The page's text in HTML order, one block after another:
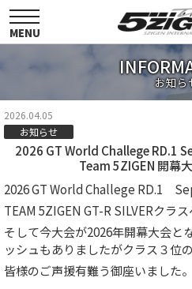
toggle
navigation
MENU
お知ら
2026.04.05
お知らせ
2026 GT World Challege RD.1
Team 5ZIGEN 開幕
2026 GT World Challege RD.1
TEAM 5ZIGEN GT-R SILVERクラ
そして今大会が2026年開幕大会と
ッシュもありましたがクラス３位
皆様のご声援有難う御座いました。